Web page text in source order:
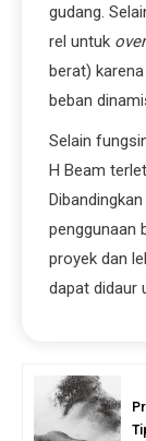
gudang.
rel untuk
berat)
beban
Selain
H Beam
penggunaan
proyek dan
dapat didaur